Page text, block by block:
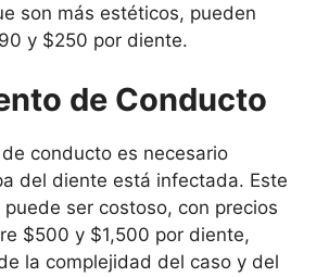
son más estéticos, pueden
y $250 por diente.
de Conducto
conducto es necesario
del diente está infectada. Este
ser costoso, con precios
$500 y $1,500 por diente,
la complejidad del caso y del